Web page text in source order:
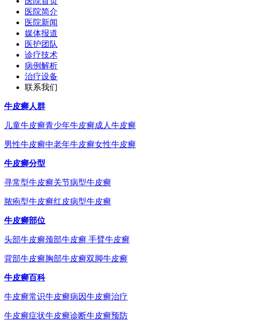
医院简介
医院新闻
媒体报道
医护团队
诊疗技术
病例解析
治疗设备
联系我们
牛皮癣人群
儿童牛皮癣青少年牛皮癣成人牛皮癣
男性牛皮癣中老年牛皮癣女性牛皮癣
牛皮癣分型
寻常型牛皮癣关节病型牛皮癣
脓疱型牛皮癣红皮病型牛皮癣
牛皮癣部位
头部牛皮癣颈部牛皮癣 手臂牛皮癣
背部牛皮癣胸部牛皮癣双脚牛皮癣
牛皮癣百科
牛皮癣常识牛皮癣病因牛皮癣治疗
牛皮癣症状牛皮癣诊断牛皮癣预防